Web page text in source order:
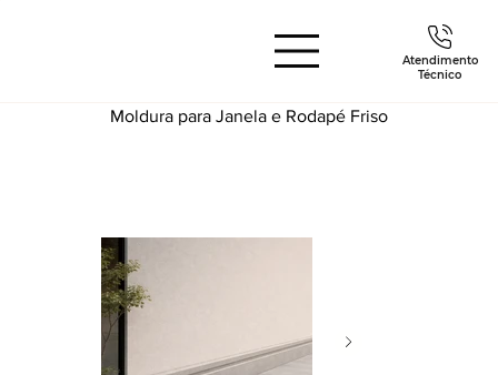
Atendimento
Técnico
Moldura para Janela e Rodapé Friso